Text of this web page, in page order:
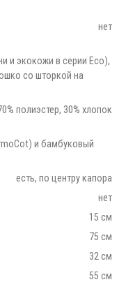
нет
и экокожи в серии Eco),
со шторкой на
полиэстер, 30% хлопок
и бамбуковый
есть, по центру капора
нет
15 см
75 см
32 см
55 см